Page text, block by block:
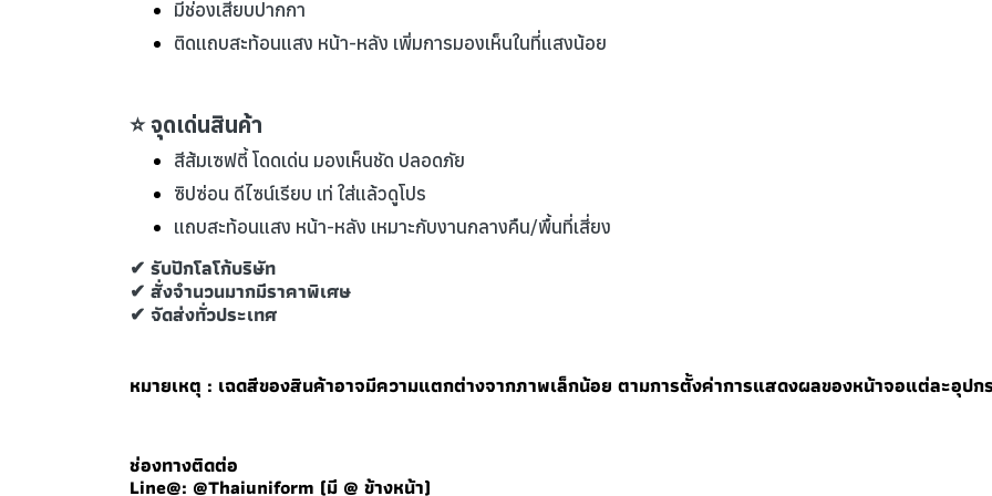
มีช่องเสียบปากกา
ติดแถบสะท้อนแสง หน้า-หลัง เพิ่มการมองเห็นในที่แสงน้อย
⭐ จุดเด่นสินค้า
สีส้มเซฟตี้ โดดเด่น มองเห็นชัด ปลอดภัย
ซิปซ่อน ดีไซน์เรียบ เท่ ใส่แล้วดูโปร
แถบสะท้อนแสง หน้า-หลัง เหมาะกับงานกลางคืน/พื้นที่เสี่ยง
✔ รับปักโลโก้บริษัท
✔ สั่งจำนวนมากมีราคาพิเศษ
✔ จัดส่งทั่วประเทศ
หมายเหตุ : เฉดสีของสินค้าอาจมีความแตกต่างจากภาพเล็กน้อย ตามการตั้งค่าการแสดงผลของหน้าจอแต่ละอุป
ช่องทางติดต่อ
Line@: @Thaiuniform (มี @ ข้างหน้า)